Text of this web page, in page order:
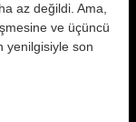
az değildi. Ama,
ve üçüncü
yenilgisiyle son